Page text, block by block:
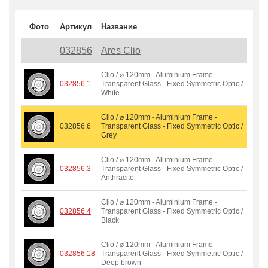
Фото Артикул Название
032856 Ares Clio
032856.1
Clio / ⌀ 120mm - Aluminium Frame -
Transparent Glass - Fixed Symmetric Optic /
White
032856.6
Clio / ⌀ 120mm - Aluminium Frame -
Transparent Glass - Fixed Symmetric Optic /
Grey
032856.3
Clio / ⌀ 120mm - Aluminium Frame -
Transparent Glass - Fixed Symmetric Optic /
Anthracite
032856.4
Clio / ⌀ 120mm - Aluminium Frame -
Transparent Glass - Fixed Symmetric Optic /
Black
032856.18
Clio / ⌀ 120mm - Aluminium Frame -
Transparent Glass - Fixed Symmetric Optic /
Deep brown